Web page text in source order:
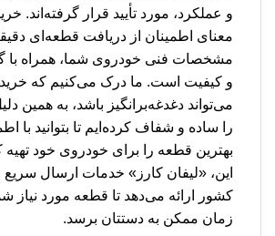
و عملکرد، مورد تأیید قرار گرفته‌اند.
معنای اطمینان از دریافت قطعه‌ای
مشخصات فنی خودروی شما، همراه با
و کیفیت است. ما درک می‌کنیم که
می‌تواند دغدغه‌برانگیز باشد، به همین
را ساده و شفاف کرده‌ایم تا بتوانید با
بهترین قطعه را برای خودروی خود تهیه
این، «لیفان کارز» خدمات ارسال سریع
کشور ارائه می‌دهد تا قطعه مورد نیاز
زمان ممکن به دستتان برسد.